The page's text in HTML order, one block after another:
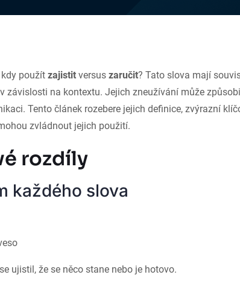
použít zajistit versus zaručit? Tato slova mají
závislosti na kontextu. Jejich zneužívání může
Tento článek rozebere jejich definice, zvýrazní
zvládnout jejich použití.
rozdíly
každého slova
ujistil, že se něco stane nebo je hotovo.